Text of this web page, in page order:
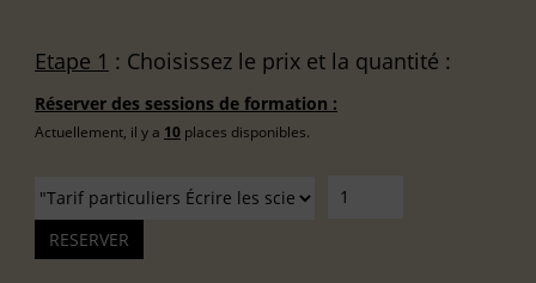
Etape 1 : Choisissez le prix et la quantité :
Réserver des sessions de formation :
Actuellement, il y a 10 places disponibles.